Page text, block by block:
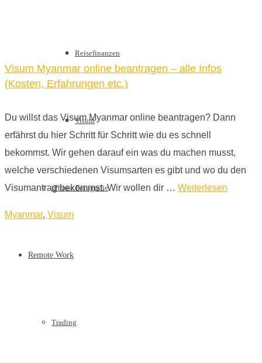
Reisefinanzen
Visum
iPhone Fotografie
Remote Work
Trading
Visum Myanmar online beantragen – alle Infos
(Kosten, Erfahrungen etc.)
Du willst das Visum Myanmar online beantragen? Dann
erfährst du hier Schritt für Schritt wie du es schnell
bekommst. Wir gehen darauf ein was du machen musst,
welche verschiedenen Visumsarten es gibt und wo du den
Visumantrag bekommst. Wir wollen dir … Weiterlesen
Myanmar, Visum